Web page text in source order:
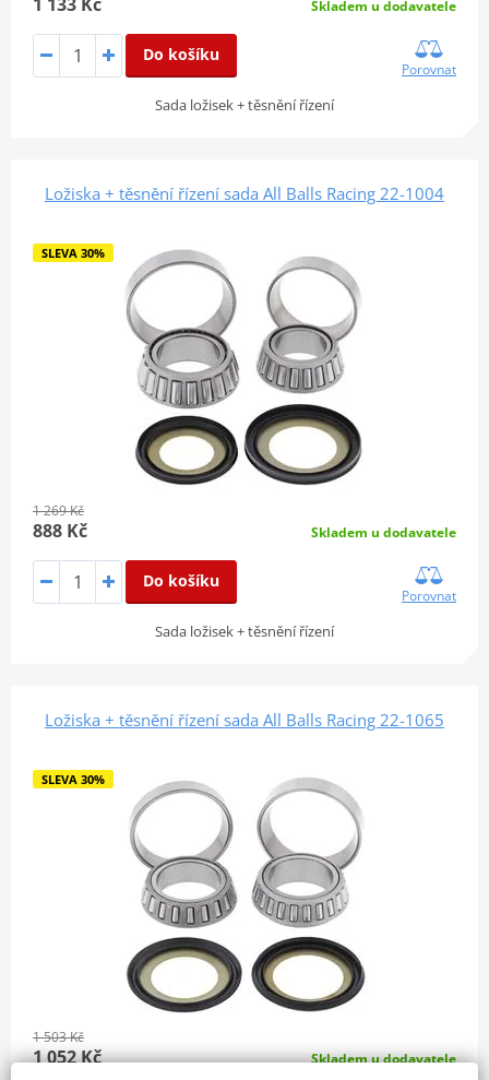
1 133 Kč Skladem u dodavatele
Do košíku
Porovnat
Sada ložisek + těsnění řízení
Ložiska + těsnění řízení sada All Balls Racing 22-1004
SLEVA 30%
1 269 Kč
888 Kč Skladem u dodavatele
Do košíku
Porovnat
Sada ložisek + těsnění řízení
Ložiska + těsnění řízení sada All Balls Racing 22-1065
SLEVA 30%
1 503 Kč
1 052 Kč Skladem u dodavatele